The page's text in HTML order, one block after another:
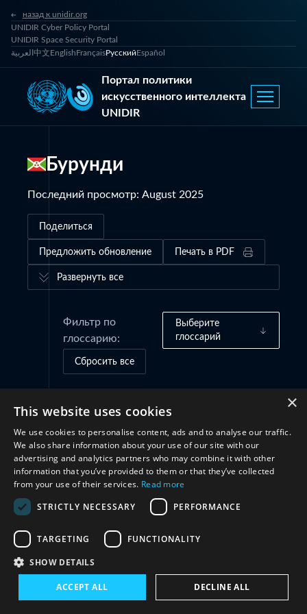
назад к unidir.org
UNIDIR Cyber Policy Portal
UNIDIR Space Security Portal
العربية 中文EnglishFrançaisРусскийEspañol
Портал политики
искусственного интеллекта
UNIDIR
Бурунди
Последний просмотр: August 2025
Поделиться
Предложить обновление Печать в PDF
Развернуть все
Фильтр по
глоссарию:
Выберите
глоссарий
Сбросить все
Сотрудничество (2) ×
This website uses cookies
We use cookies to personalise content, ads and to analyse our traffic.
We also share information about your use of our site with our
advertising and analytics partners who may combine it with other
information that you’ve provided to them or that they’ve collected
from your use of their services. Read more
STRICTLY NECESSARY
PERFORMANCE
TARGETING FUNCTIONALITY
SHOW DETAILS
ACCEPT ALL DECLINE ALL